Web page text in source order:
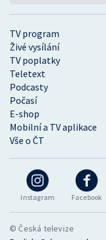
Instagram Facebook
TV program
Živé vysílání
TV poplatky
Teletext
Podcasty
Počasí
E-shop
Mobilní a TV aplikace
Vše o ČT
© Česká televize